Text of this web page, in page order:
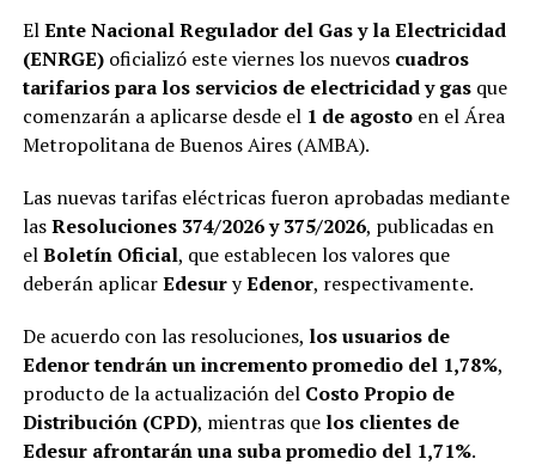
ElEnte Nacional Regulador del Gas y la Electricidad
(ENRGE)oficializó este viernes los nuevos cuadros
tarifarios para los servicios de electricidad y gasque
comenzarán a aplicarse desde el 1 de agostoen el Área
Metropolitana de Buenos Aires (AMBA).
Las nuevas tarifas eléctricas fueron aprobadas mediante
lasResoluciones 374/2026 y 375/2026, publicadas en
elBoletín Oficial, que establecen los valores que
deberán aplicarEdesuryEdenor, respectivamente.
De acuerdo con las resoluciones, los usuarios de
Edenor tendrán un incremento promedio del 1,78%,
producto de la actualización del Costo Propio de
Distribución (CPD), mientras que los clientes de
Edesur afrontarán una suba promedio del 1,71%.